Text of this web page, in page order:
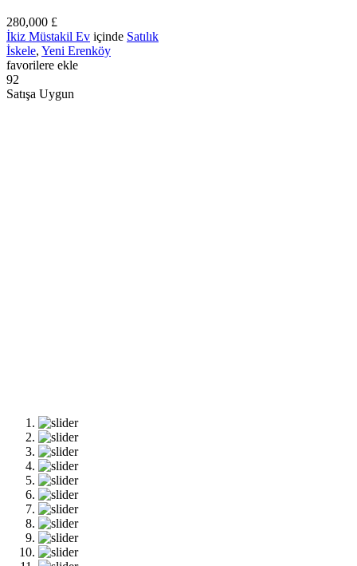
280,000 £
İkiz Müstakil Ev içinde Satılık
İskele, Yeni Erenköy
favorilere ekle
92
Satışa Uygun